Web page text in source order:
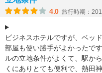
4.0 旅行時期：
ビジネスホテルですが、ベッ
部屋も使い勝手がよかったで
ルの立地条件がよくて、駅か
くにありとても便利で、熱田